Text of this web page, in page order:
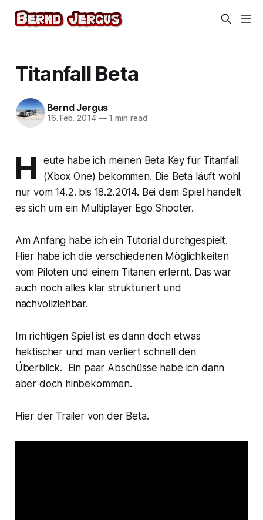
Titanfall Beta
Bernd Jergus
16. Feb. 2014 —1 min read
H eute habe ich meinen Beta Key für Titanfall
(Xbox One) bekommen. Die Beta läuft wohl
nur vom 14.2. bis 18.2.2014. Bei dem Spiel handelt
es sich um ein Multiplayer Ego Shooter.
Am Anfang habe ich ein Tutorial durchgespielt.
Hier habe ich die verschiedenen Möglichkeiten
vom Piloten und einem Titanen erlernt. Das war
auch noch alles klar strukturiert und
nachvollziehbar.
Im richtigen Spiel ist es dann doch etwas
hektischer und man verliert schnell den
Überblick. Ein paar Abschüsse habe ich dann
aber doch hinbekommen.
Hier der Trailer von der Beta.